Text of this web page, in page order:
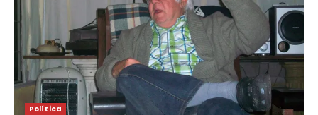
Política